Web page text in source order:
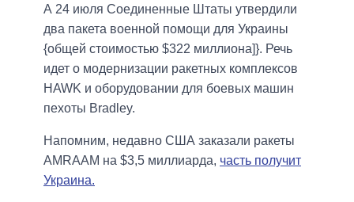
А 24 июля Соединенные Штаты утвердили
два пакета военной помощи для Украины
{общей стоимостью $322 миллиона]}. Речь
идет о модернизации ракетных комплексов
HAWK и оборудовании для боевых машин
пехоты Bradley.
Напомним, недавно США заказали ракеты
AMRAAM на $3,5 миллиарда, часть получит
Украина.